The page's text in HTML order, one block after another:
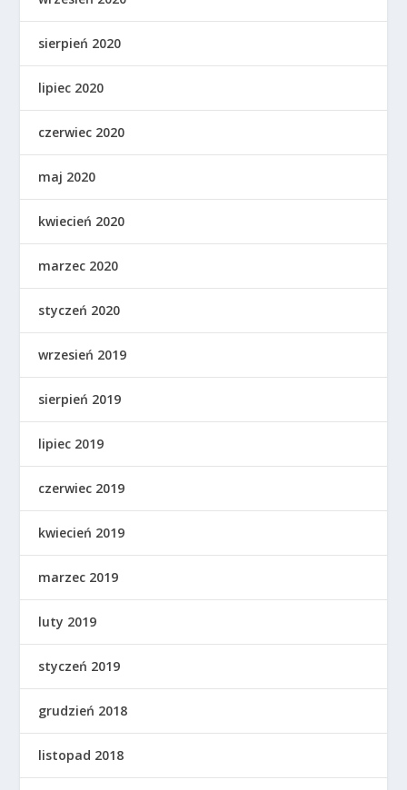
sierpień 2020
lipiec 2020
czerwiec 2020
maj 2020
kwiecień 2020
marzec 2020
styczeń 2020
wrzesień 2019
sierpień 2019
lipiec 2019
czerwiec 2019
kwiecień 2019
marzec 2019
luty 2019
styczeń 2019
grudzień 2018
listopad 2018